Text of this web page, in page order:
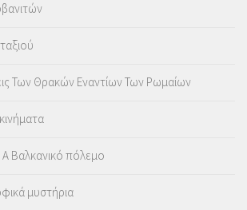
Των Θρακών Εναντίων Των Ρωμαίων
Βαλκανικό πόλεμο
μυστήρια